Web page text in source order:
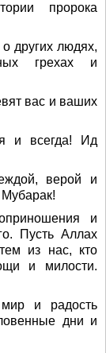
пророка
других людях,
грехах и
вас и ваших
и всегда! Ид
верой и
и
Пусть Аллах
из нас, кто
и милости.
и радость
дни и